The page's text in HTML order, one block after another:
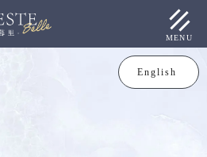
MENU
English